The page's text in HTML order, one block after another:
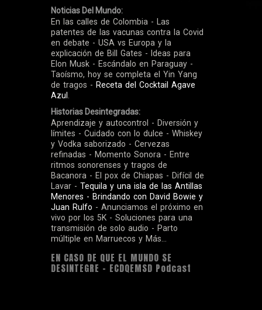
Noticias Del Mundo:
En las calles de Colombia - Las
patentes de las vacunas contra la Covid
en debate - USA vs Europa y la
explicación de Bill Gates - Ideas para
Elon Musk - Escándalo en Paraguay -
Taoísmo, hoy se completa el Yin Yang
de tragos - Receta del Cocktail Agave
Azul
Historias Desintegradas:
Aprendizaje y autocontrol - Diversión y
límites - Cuidado con lo dulce - Whiskey
y Vodka saborizado - Cervezas
refinadas - Momento Sonora - Entre
ritmos sonorenses y tragos de
Bacanora - El pox de Chiapas - Difícil de
Lavar - Tequila y una isla de las Antillas
Menores - Brindando con David Bowie y
Juan Rulfo - Anunciamos el próximo en
vivo por los 5K - Soluciones para una
transmisión de solo audio - Parto
múltiple en Marruecos y Más...
EN CASO DE QUE EL MUNDO SE
DESINTEGRE - ECDQEMSD Podcast